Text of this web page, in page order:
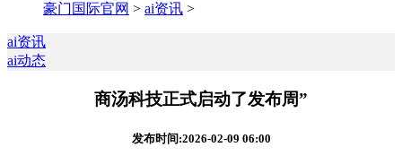
豪门国际官网 > ai资讯 >
ai资讯
ai动态
商汤科技正式启动了发布周”
发布时间:2026-02-09 06:00